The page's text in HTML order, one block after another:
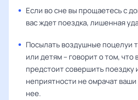
Если во сне вы прощаетесь с
вас ждет поездка, лишенная
Посылать воздушные поцелуи
или детям – говорит о том, что
предстоит совершить поездку
неприятности не омрачат
нее.